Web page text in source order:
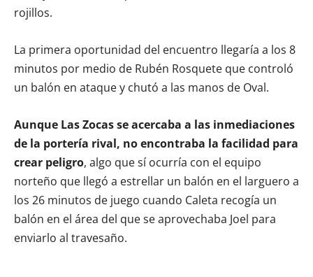
rojillos.
La primera oportunidad del encuentro llegaría a los 8
minutos por medio de Rubén Rosquete que controló
un balón en ataque y chutó a las manos de Oval.
Aunque Las Zocas se acercaba a las inmediaciones
de la portería rival, no encontraba la facilidad para
crear peligro, algo que sí ocurría con el equipo
norteño que llegó a estrellar un balón en el larguero a
los 26 minutos de juego cuando Caleta recogía un
balón en el área del que se aprovechaba Joel para
enviarlo al travesaño.